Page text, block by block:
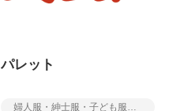
パレット
婦人服・紳士服・子ども服・肌着・靴下・服飾雑貨・スリッパ・シューズ・インテリア雑貨・寝具